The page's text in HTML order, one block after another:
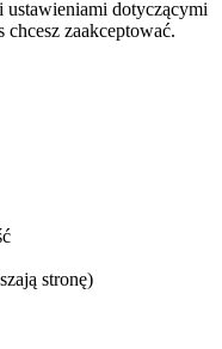
ustawieniami dotyczącymi
zaakceptować.
stronę)